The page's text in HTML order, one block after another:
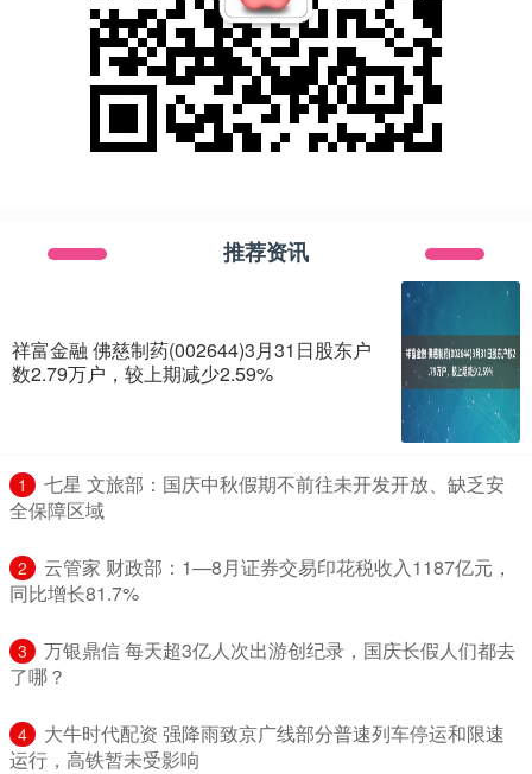
推荐资讯
祥富金融 佛慈制药(002644)3月31日股东户
数2.79万户，较上期减少2.59%
1
​七星 文旅部：国庆中秋假期不前往未开发开放、缺乏安
全保障区域
2
​云管家 财政部：1—8月证券交易印花税收入1187亿元，
同比增长81.7%
3
​万银鼎信 每天超3亿人次出游创纪录，国庆长假人们都去
了哪？
4
​大牛时代配资 强降雨致京广线部分普速列车停运和限速
运行，高铁暂未受影响